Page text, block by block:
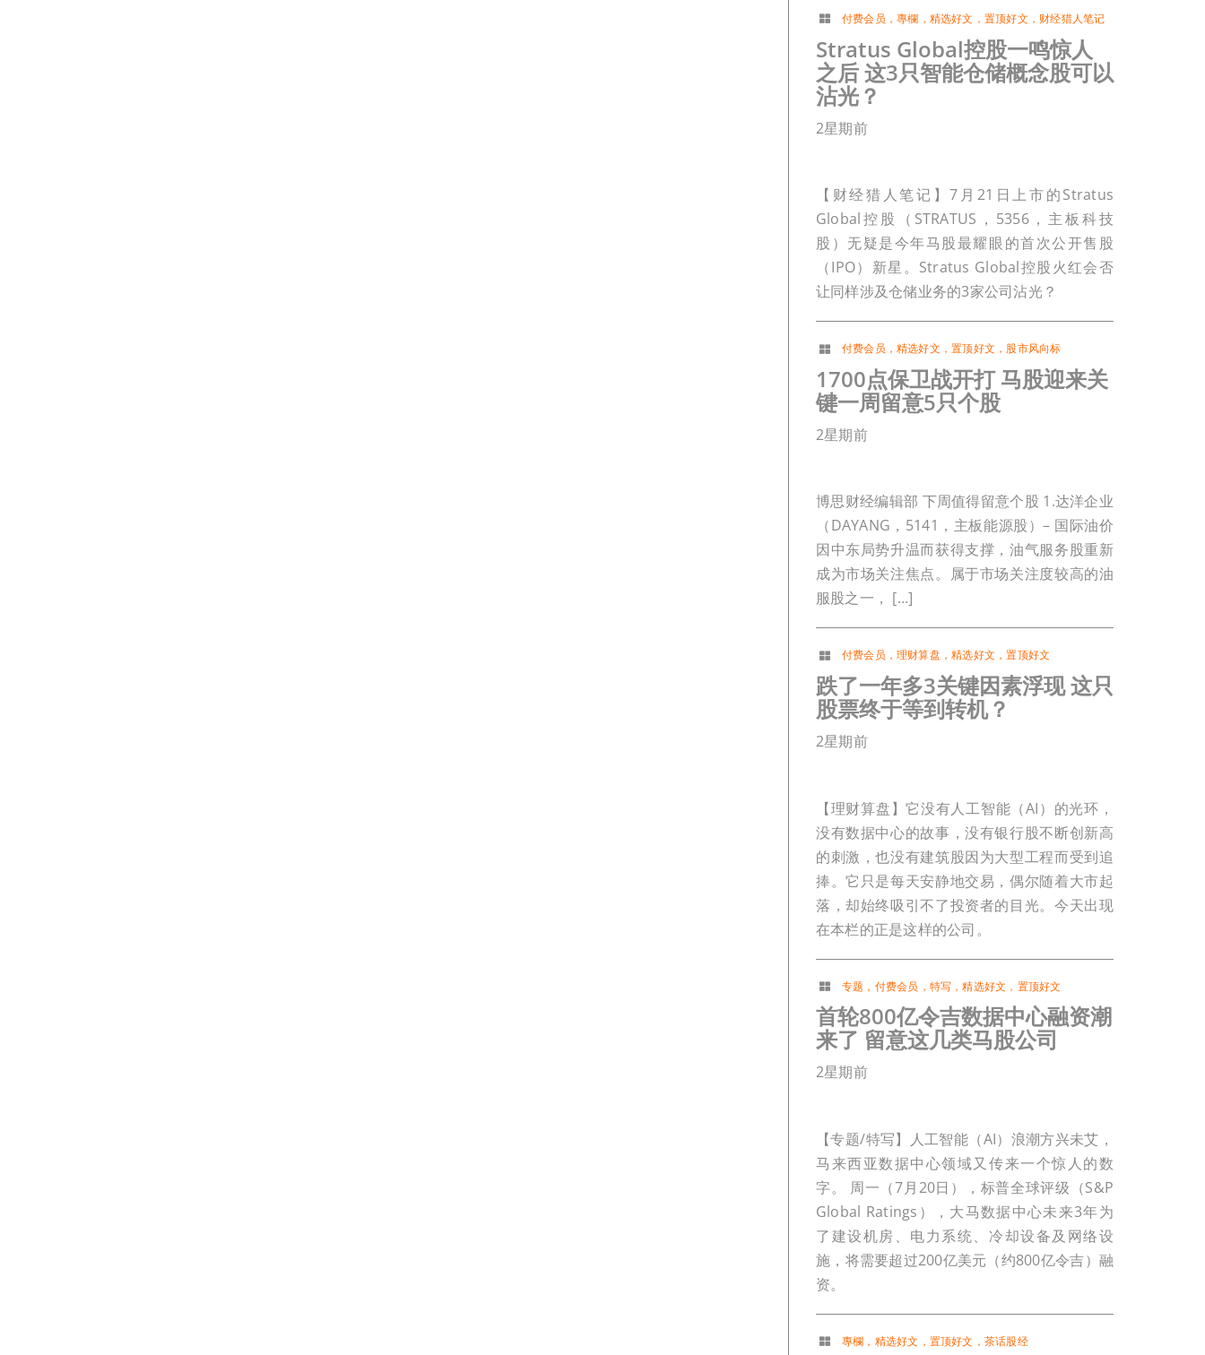
付费会员 ，專欄 ， 精选好文 ， 置顶好文 ， 财经猎人笔记
Stratus Global控股一鸣惊人
之后 这3只智能仓储概念股可以
沾光？
2星期前
【财经猎人笔记】7月21日上市的Stratus
Global控股（STRATUS，5356，主板科技
股）无疑是今年马股最耀眼的首次公开售股
（IPO）新星。Stratus Global控股火红会否
让同样涉及仓储业务的3家公司沾光？
付费会员 ，精选好文 ，置顶好文 ， 股市风向标
1700点保卫战开打 马股迎来关
键一周留意5只个股
2星期前
博思财经编辑部 下周值得留意个股 1.达洋企业
（DAYANG，5141，主板能源股）– 国际油价
因中东局势升温而获得支撑，油气服务股重新
成为市场关注焦点。属于市场关注度较高的油
服股之一， […]
付费会员，理财算盘，精选好文 ，置顶好文
跌了一年多3关键因素浮现 这只
股票终于等到转机？
2星期前
【理财算盘】它没有人工智能（AI）的光环，
没有数据中心的故事，没有银行股不断创新高
的刺激，也没有建筑股因为大型工程而受到追
捧。它只是每天安静地交易，偶尔随着大市起
落，却始终吸引不了投资者的目光。今天出现
在本栏的正是这样的公司。
专题 ， 付费会员 ， 特写 ，精选好文 ， 置顶好文
首轮800亿令吉数据中心融资潮
来了 留意这几类马股公司
2星期前
【专题/特写】人工智能（AI）浪潮方兴未艾，
马来西亚数据中心领域又传来一个惊人的数
字。 周一（7月20日），标普全球评级（S&P
Global Ratings），大马数据中心未来3年为
了建设机房、电力系统、冷却设备及网络设
施，将需要超过200亿美元（约800亿令吉）融
资。
專欄 ， 精选好文 ， 置顶好文 ， 茶话股经